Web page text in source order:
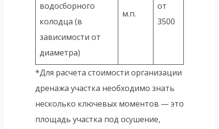
водосборного
колодца (в
зависимости от
диаметра)
м.п.
от
3500
*Для расчета стоимости организации
дренажа участка необходимо знать
несколько ключевых моментов — это
площадь участка под осушение,